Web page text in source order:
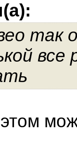
так
все
V.I.P.